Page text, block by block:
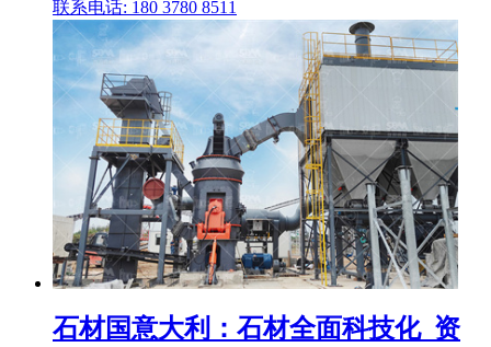
联系电话: 180 3780 8511
石材国意大利：石材全面科技化_资